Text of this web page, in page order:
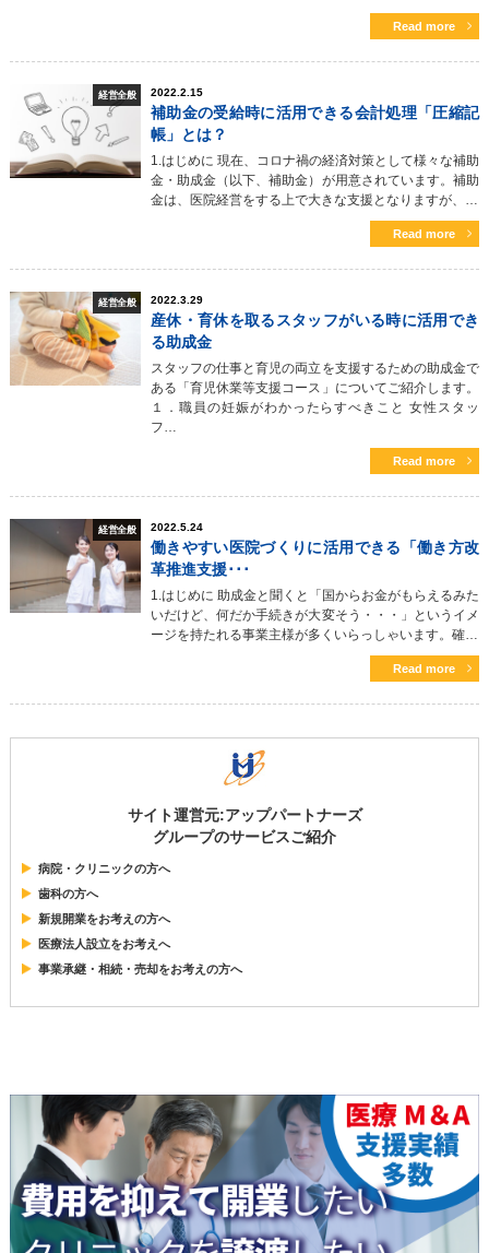
Read more
経営全般 2022.2.15
補助金の受給時に活用できる会計処理「圧縮記
帳」とは？
1.はじめに 現在、コロナ禍の経済対策として様々な補助
金・助成金（以下、補助金）が用意されています。補助
金は、医院経営をする上で大きな支援となりますが、…
Read more
経営全般 2022.3.29
産休・育休を取るスタッフがいる時に活用でき
る助成金
スタッフの仕事と育児の両立を支援するための助成金で
ある「育児休業等支援コース」についてご紹介します。
１．職員の妊娠がわかったらすべきこと 女性スタッ
フ…
Read more
経営全般 2022.5.24
働きやすい医院づくりに活用できる「働き方改
革推進支援･･･
1.はじめに 助成金と聞くと「国からお金がもらえるみた
いだけど、何だか手続きが大変そう・・・」というイメ
ージを持たれる事業主様が多くいらっしゃいます。確…
Read more
サイト運営元:アップパートナーズ
グループのサービスご紹介
病院・クリニックの方へ
歯科の方へ
新規開業をお考えの方へ
医療法人設立をお考えへ
事業承継・相続・売却をお考えの方へ